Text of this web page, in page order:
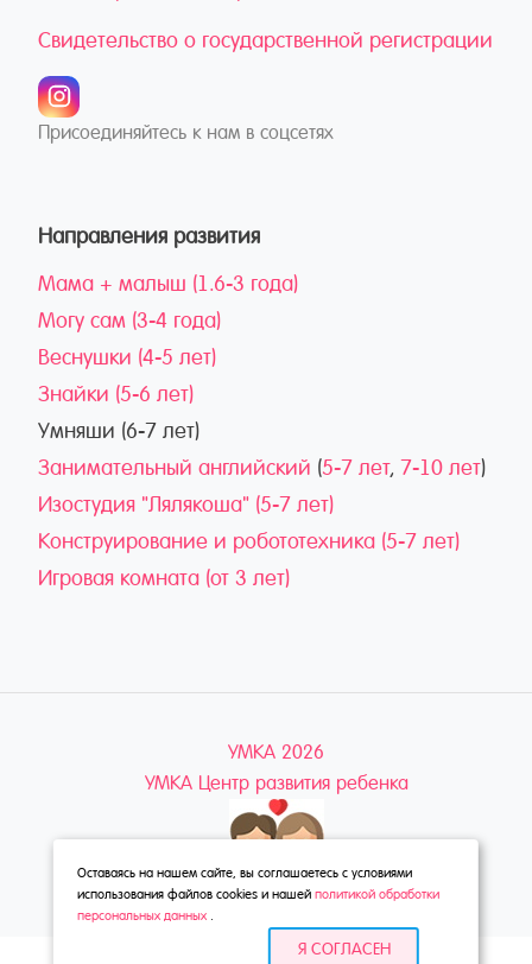
Свидетельство о государственной регистрации
Присоединяйтесь к нам в соцсетях
Направления развития
Мама + малыш (1.6-3 года)
Могу сам (3-4 года)
Веснушки (4-5 лет)
Знайки (5-6 лет)
Умняши (6-7 лет)
Занимательный английский (5-7 лет, 7-10 лет)
Изостудия "Лялякоша" (5-7 лет)
Конструирование и робототехника (5-7 лет)
Игровая комната (от 3 лет)
УМКА 2026
УМКА Центр развития ребенка
Оставаясь на нашем сайте, вы соглашаетесь с условиями
использования файлов cookies и нашей политикой обработки
персональных данных.
Я СОГЛАСЕН